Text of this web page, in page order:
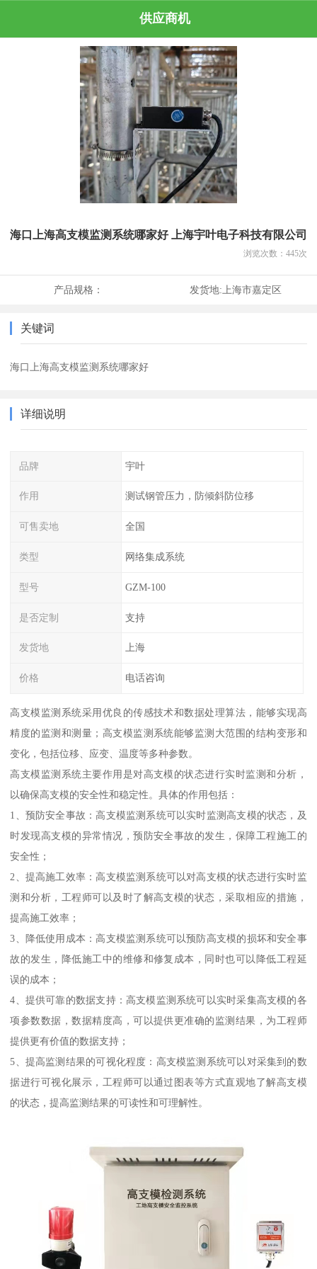
供应商机
海口上海高支模监测系统哪家好 上海宇叶电子科技有限公司
浏览次数： 445次
产品规格： 发货地:上海市嘉定区
关键词
海口上海高支模监测系统哪家好
详细说明
品牌 宇叶
作用 测试钢管压力，防倾斜防位移
可售卖地 全国
类型 网络集成系统
型号 GZM-100
是否定制 支持
发货地 上海
价格 电话咨询
高支模监测系统采用优良的传感技术和数据处理算法，能够实现高
精度的监测和测量；高支模监测系统能够监测大范围的结构变形和
变化，包括位移、应变、温度等多种参数。
高支模监测系统主要作用是对高支模的状态进行实时监测和分析，
以确保高支模的安全性和稳定性。具体的作用包括：
1、预防安全事故：高支模监测系统可以实时监测高支模的状态，及
时发现高支模的异常情况，预防安全事故的发生，保障工程施工的
安全性；
2、提高施工效率：高支模监测系统可以对高支模的状态进行实时监
测和分析，工程师可以及时了解高支模的状态，采取相应的措施，
提高施工效率；
3、降低使用成本：高支模监测系统可以预防高支模的损坏和安全事
故的发生，降低施工中的维修和修复成本，同时也可以降低工程延
误的成本；
4、提供可靠的数据支持：高支模监测系统可以实时采集高支模的各
项参数数据，数据精度高，可以提供更准确的监测结果，为工程师
提供更有价值的数据支持；
5、提高监测结果的可视化程度：高支模监测系统可以对采集到的数
据进行可视化展示，工程师可以通过图表等方式直观地了解高支模
的状态，提高监测结果的可读性和可理解性。